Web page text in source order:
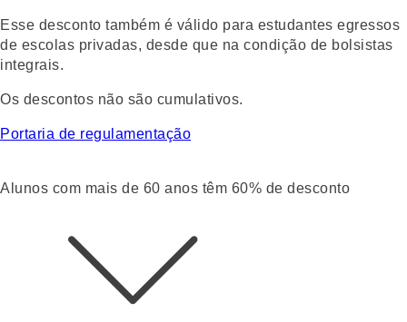
Esse desconto também é válido para estudantes egressos
de escolas privadas, desde que na condição de bolsistas
integrais.
Os descontos não são cumulativos.
Portaria de regulamentação
Alunos com mais de 60 anos têm 60% de desconto